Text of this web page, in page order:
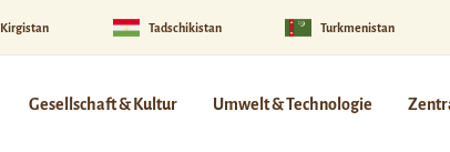
Kirgistan Tadschikistan Turkmenistan
Gesellschaft & Kultur Umwelt & Technologie